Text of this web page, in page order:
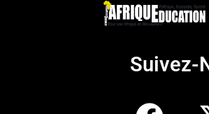
Suivez-